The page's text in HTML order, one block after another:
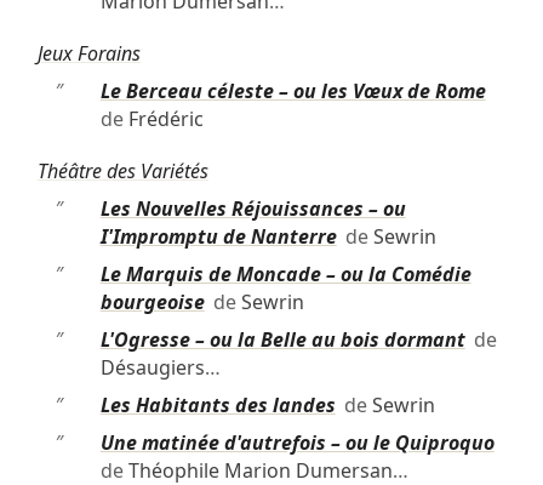
Jeux Forains
″
Le Berceau céleste – ou les Vœux de Rome
de Frédéric
Théâtre des Variétés
″
Les Nouvelles Réjouissances – ou
I'Impromptu de NanterredeSewrin
″
Le Marquis de Moncade – ou la Comédie
bourgeoisedeSewrin
″
L'Ogresse – ou la Belle au bois dormantde
Désaugiers…
″
Les Habitants des landes deSewrin
″
Une matinée d'autrefois – ou le Quiproquo
deThéophile Marion Dumersan…